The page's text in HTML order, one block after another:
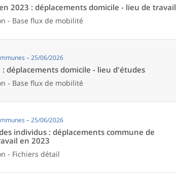
2023 : déplacements domicile - lieu de travail
- Base flux de mobilité
– 25/06/2026
déplacements domicile - lieu d'études
- Base flux de mobilité
– 25/06/2026
individus : déplacements commune de
en 2023
- Fichiers détail